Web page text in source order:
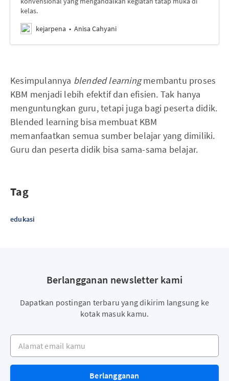
kelas.
kejarpena
Anisa Cahyani
Kesimpulannya blended learningmembantu proses
KBM menjadi lebih efektif dan efisien. Tak hanya
menguntungkan guru, tetapi juga bagi peserta didik.
Blended learning bisa membuat KBM
memanfaatkan semua sumber belajar yang dimiliki.
Guru dan peserta didik bisa sama-sama belajar.
Tag
edukasi
Berlangganan newsletter kami
Dapatkan postingan terbaru yang dikirim langsung ke
kotak masuk kamu.
Alamat email kamu
Berlangganan